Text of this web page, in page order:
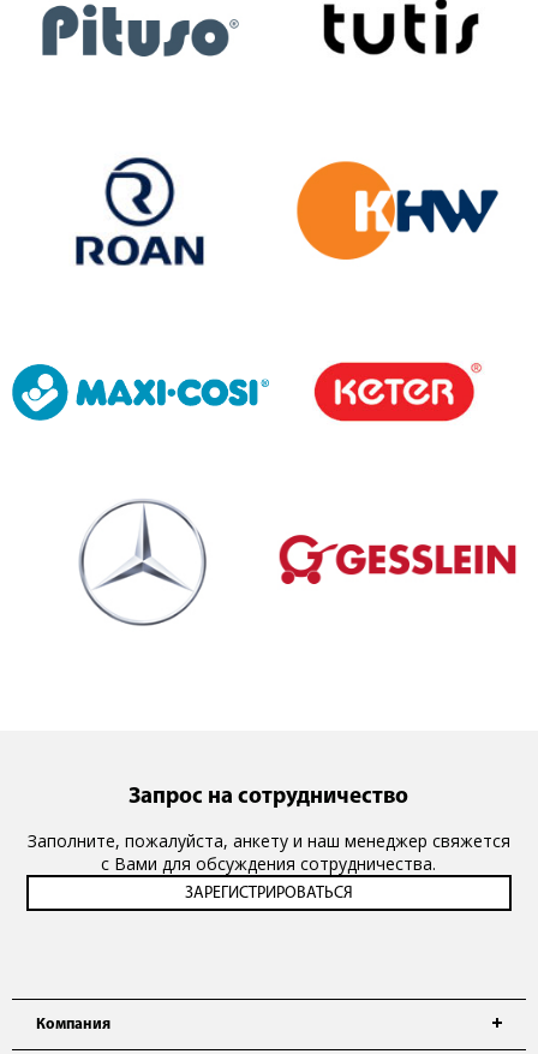
Компания
Запрос на сотрудничество
Заполните, пожалуйста, анкету и наш менеджер свяжется
с Вами для обсуждения сотрудничества.